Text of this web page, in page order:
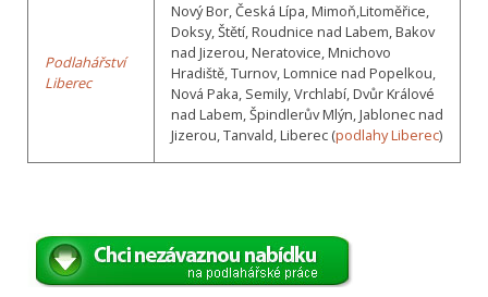
Podlahářství
Liberec
Nový Bor, Česká Lípa, Mimoň,Litoměřice,
Doksy, Štětí, Roudnice nad Labem, Bakov
nad Jizerou, Neratovice, Mnichovo
Hradiště, Turnov, Lomnice nad Popelkou,
Nová Paka, Semily, Vrchlabí, Dvůr Králové
nad Labem, Špindlerův Mlýn, Jablonec nad
Jizerou, Tanvald, Liberec (podlahy Liberec)